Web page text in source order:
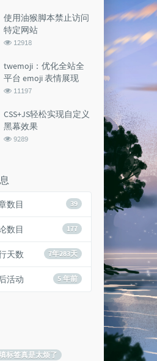
次
数:
使用油猴脚本禁止访问
特定网站
浏
次
数:
12918
twemoji：优化全站全
平台 emoji 表情展现
浏
次
数:
11197
CSS+JS轻松实现自定义
黑幕效果
浏
9289
39
数目
177
数目
7年283天
天数
5 年前
活动
标签真是太烦了